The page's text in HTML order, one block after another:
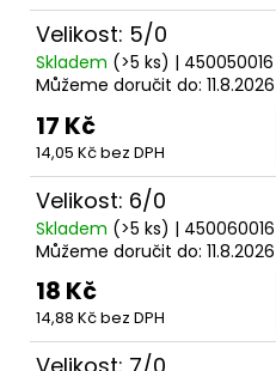
Velikost: 5/0
Skladem (>5 ks) | 450050016
Můžeme doručit do: 11.8.2026
17 Kč
14,05 Kč bez DPH
Velikost: 6/0
Skladem (>5 ks) | 450060016
Můžeme doručit do: 11.8.2026
18 Kč
14,88 Kč bez DPH